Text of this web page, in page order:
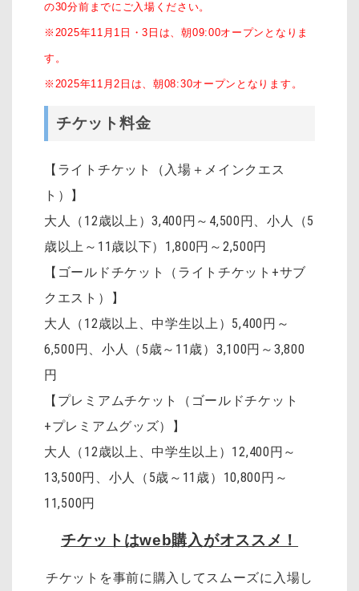
の30分前までにご入場ください。
※2025年11月1日・3日は、朝09:00オープンとなりま
す。
※2025年11月2日は、朝08:30オープンとなります。
チケット料金
【ライトチケット（入場＋メインクエス
ト）】
大人（12歳以上）3,400円～4,500円
、小人（5
歳以上～11歳以下）1,800円～2,500円
【ゴールドチケット（ライトチケット+サブ
クエスト）】
大人（12歳以上、中学生以上）5,400円～
6,500円、小人（5歳～11歳）3,100円～3,800
円
【プレミアムチケット（ゴールドチケット
+プレミアムグッズ）】
大人（12歳以上、中学生以上）12,400円～
13,500円、小人（5歳～11歳）10,800円～
11,500円
チケットはweb購入がオススメ！
チケットを事前に購入してスムーズに入場し